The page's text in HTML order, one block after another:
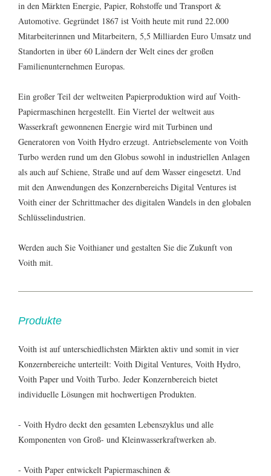
in den Märkten Energie, Papier, Rohstoffe und Transport &
Automotive. Gegründet 1867 ist Voith heute mit rund 22.000
Mitarbeiterinnen und Mitarbeitern, 5,5 Milliarden Euro Umsatz und
Standorten in über 60 Ländern der Welt eines der großen
Familienunternehmen Europas.
Ein großer Teil der weltweiten Papierproduktion wird auf Voith-
Papiermaschinen hergestellt. Ein Viertel der weltweit aus
Wasserkraft gewonnenen Energie wird mit Turbinen und
Generatoren von Voith Hydro erzeugt. Antriebselemente von Voith
Turbo werden rund um den Globus sowohl in industriellen Anlagen
als auch auf Schiene, Straße und auf dem Wasser eingesetzt. Und
mit den Anwendungen des Konzernbereichs Digital Ventures ist
Voith einer der Schrittmacher des digitalen Wandels in den globalen
Schlüsselindustrien.
Werden auch Sie Voithianer und gestalten Sie die Zukunft von
Voith mit.
Produkte
Voith ist auf unterschiedlichsten Märkten aktiv und somit in vier
Konzernbereiche unterteilt: Voith Digital Ventures, Voith Hydro,
Voith Paper und Voith Turbo. Jeder Konzernbereich bietet
individuelle Lösungen mit hochwertigen Produkten.
- Voith Hydro deckt den gesamten Lebenszyklus und alle
Komponenten von Groß- und Kleinwasserkraftwerken ab.
- Voith Paper entwickelt Papiermaschinen &